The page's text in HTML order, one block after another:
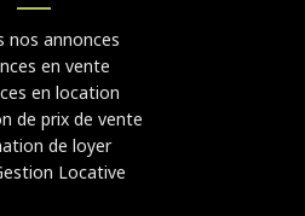
nos annonces
en vente
en location
de prix de vente
de loyer
Locative